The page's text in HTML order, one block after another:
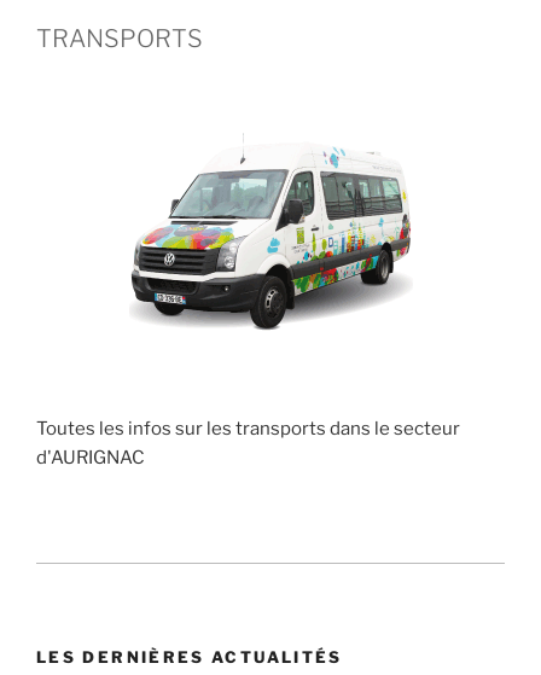
TRANSPORTS
Toutes les infos sur les transports dans le secteur
d'AURIGNAC
LES DERNIÈRES ACTUALITÉS